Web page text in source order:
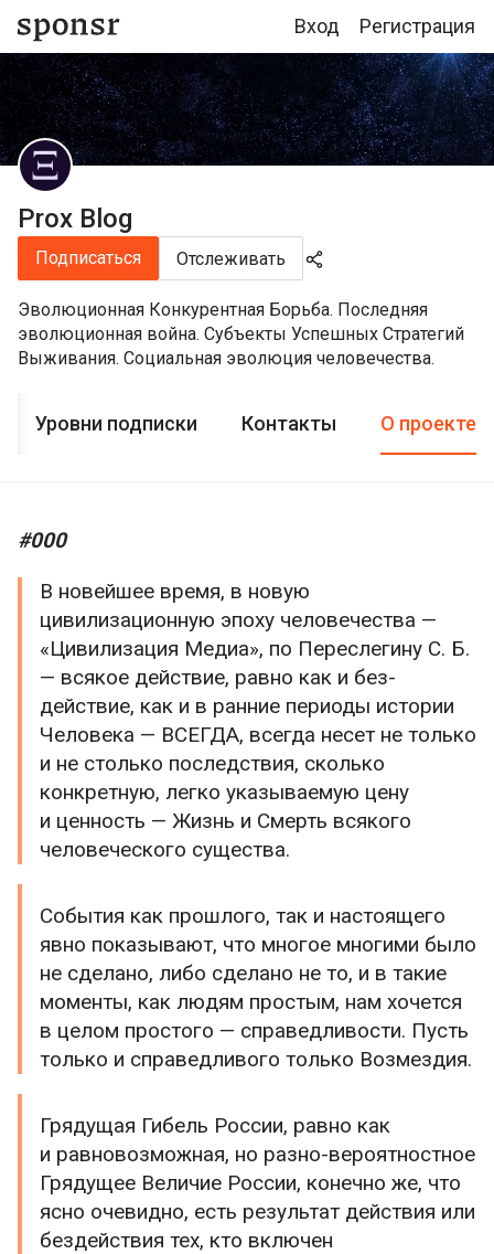
Вход Регистрация
Prox Blog
Подписаться Отслеживать
Эволюционная Конкурентная Борьба. Последняя
эволюционная война. Субъекты Успешных Стратегий
Выживания. Социальная эволюция человечества.
Уровни подписки Контакты О проекте
#000
В новейшее время, в новую
цивилизационную эпоху человечества —
«Цивилизация Медиа», по Переслегину С. Б.
— всякое действие, равно как и без-
действие, как и в ранние периоды истории
Человека — ВСЕГДА, всегда несет не только
и не столько последствия, сколько
конкретную, легко указываемую цену
и ценность — Жизнь и Смерть всякого
человеческого существа.
События как прошлого, так и настоящего
явно показывают, что многое многими было
не сделано, либо сделано не то, и в такие
моменты, как людям простым, нам хочется
в целом простого — справедливости. Пусть
только и справедливого только Возмездия.
Грядущая Гибель России, равно как
и равновозможная, но разно-вероятностное
Грядущее Величие России, конечно же, что
ясно очевидно, есть результат действия или
бездействия тех, кто включен